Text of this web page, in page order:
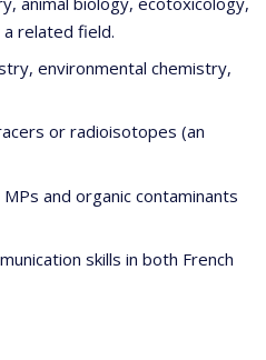
related field.
environmental chemistry,
or radioisotopes (an
and organic contaminants
skills in both French